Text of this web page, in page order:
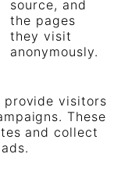
source, and
the pages
they visit
anonymously.
provide visitors
These
and collect